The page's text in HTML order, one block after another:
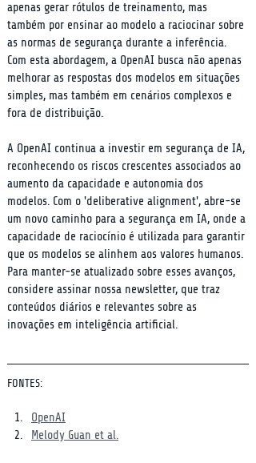
apenas gerar rótulos de treinamento, mas
também por ensinar ao modelo a raciocinar sobre
as normas de segurança durante a inferência.
Com esta abordagem, a OpenAI busca não apenas
melhorar as respostas dos modelos em situações
simples, mas também em cenários complexos e
fora de distribuição.
A OpenAI continua a investir em segurança de IA,
reconhecendo os riscos crescentes associados ao
aumento da capacidade e autonomia dos
modelos. Com o 'deliberative alignment', abre-se
um novo caminho para a segurança em IA, onde a
capacidade de raciocínio é utilizada para garantir
que os modelos se alinhem aos valores humanos.
Para manter-se atualizado sobre esses avanços,
considere assinar nossa newsletter, que traz
conteúdos diários e relevantes sobre as
inovações em inteligência artificial.
FONTES:
OpenAI
Melody Guan et al.